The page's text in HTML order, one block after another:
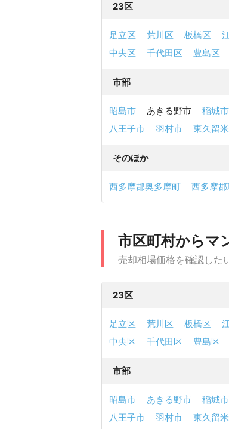
23区
足立区 荒川区 板橋区
中央区
千代田区 豊島区
市部
昭島市 あきる野市 稲城市
八王子市
羽村市 東久留
そのほか
西多摩郡奥多摩町 西多摩
市区町村からマ
売却相場価格を確認した
23区
足立区 荒川区 板橋区
中央区
千代田区 豊島区
市部
昭島市 あきる野市 稲城市
八王子市
羽村市 東久留